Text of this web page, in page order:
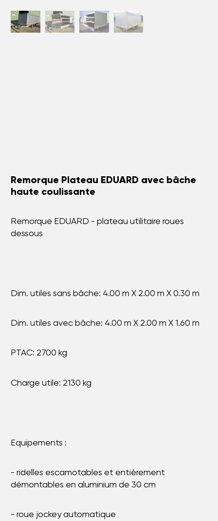
Remorque Plateau EDUARD avec bâche
haute coulissante
Remorque EDUARD - plateau utilitaire roues
dessous
Dim. utiles sans bâche: 4.00 m X 2.00 m X 0.30 m
Dim. utiles avec bâche: 4.00 m X 2.00 m X 1.60 m
PTAC: 2700 kg
Charge utile: 2130 kg
Equipements :
- ridelles escamotables et entièrement
démontables en aluminium de 30 cm
- roue jockey automatique